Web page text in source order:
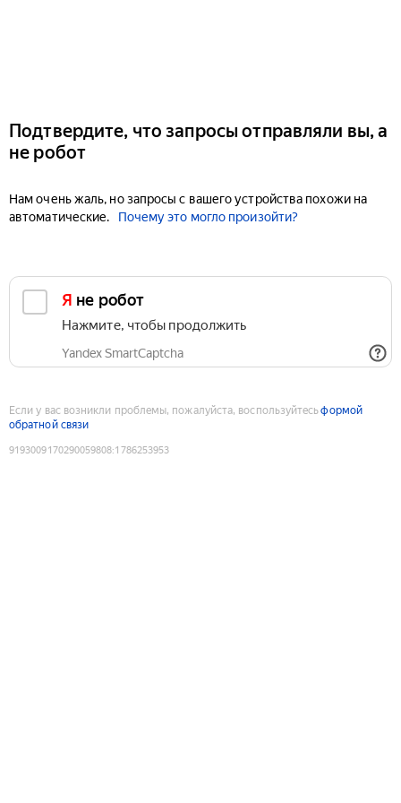
Подтвердите, что запросы отправляли вы, а
не робот
Нам очень жаль, но запросы с вашего устройства похожи на
автоматические.
Почему это могло произойти?
Я не робот
Нажмите, чтобы продолжить
Yandex SmartCaptcha
Если у вас возникли проблемы, пожалуйста, воспользуйтесьформой
обратной связи
9193009170290059808:1786253953